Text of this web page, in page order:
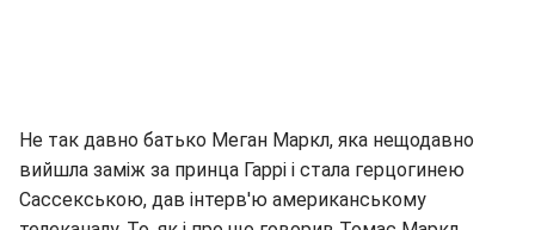
Не так давно батько Меган Маркл, яка нещодавно
вийшла заміж за принца Гаррі і стала герцогинею
Сассекською, дав інтерв'ю американському